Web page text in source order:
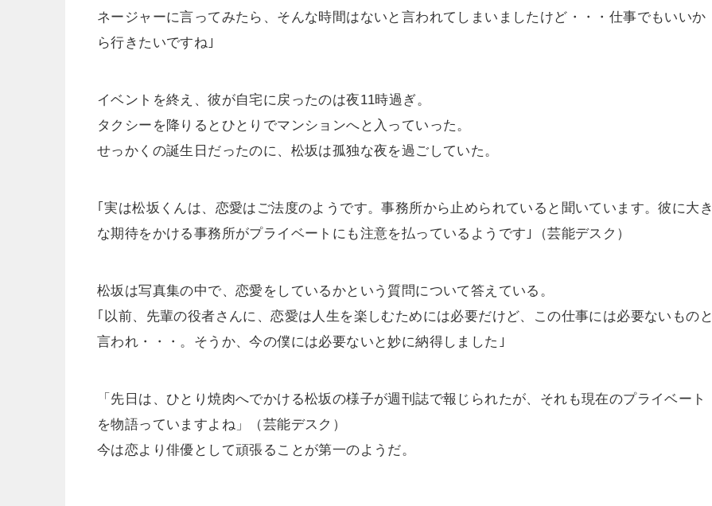
ネージャーに言ってみたら、そんな時間はないと言われてしまいましたけど・・・仕事でもいいか
ら行きたいですね｣
イベントを終え、彼が自宅に戻ったのは夜11時過ぎ。
タクシーを降りるとひとりでマンションへと入っていった。
せっかくの誕生日だったのに、松坂は孤独な夜を過ごしていた。
｢実は松坂くんは、恋愛はご法度のようです。事務所から止められていると聞いています。彼に大き
な期待をかける事務所がプライベートにも注意を払っているようです｣（芸能デスク）
松坂は写真集の中で、恋愛をしているかという質問について答えている。
｢以前、先輩の役者さんに、恋愛は人生を楽しむためには必要だけど、この仕事には必要ないものと
言われ・・・。そうか、今の僕には必要ないと妙に納得しました｣
「先日は、ひとり焼肉へでかける松坂の様子が週刊誌で報じられたが、それも現在のプライベート
を物語っていますよね」（芸能デスク）
今は恋より俳優として頑張ることが第一のようだ。